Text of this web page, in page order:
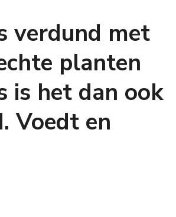
verdund met
planten
is het dan ook
Voedt en